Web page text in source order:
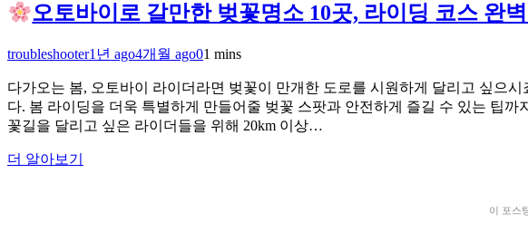
오토바이로 갈만한 벚꽃명소 10곳, 라이딩 코스 완
troubleshooter1년 ago4개월 ago01 mins
다가오는 봄, 오토바이 라이더라면 벚꽃이 만개한 도로를 시원하게 달리고 싶으시
다. 봄 라이딩을 더욱 특별하게 만들어줄 벚꽃 스팟과 안전하게 즐길 수 있는 팁까
꽃길을 달리고 싶은 라이더들을 위해 20km 이상…
더 알아보기
이 포스